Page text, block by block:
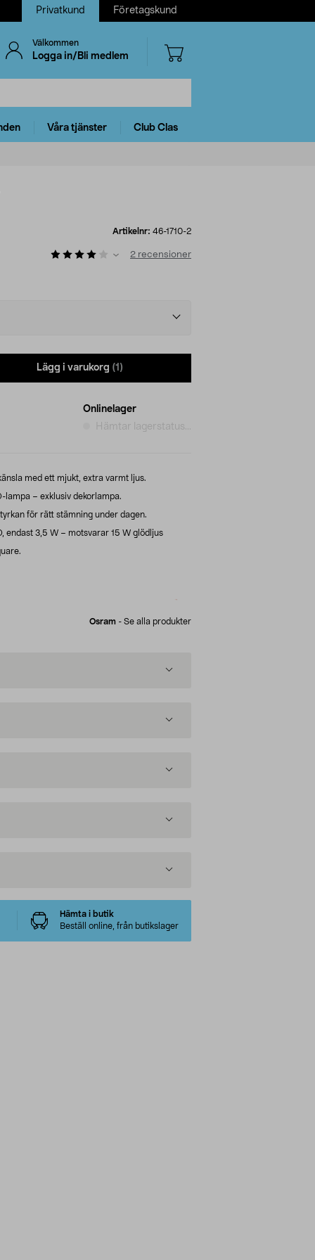
Privatkund Företagskund
Välkommen
Logga in/Bli medlem
Våra tjänster Club Clas
Artikelnr: 46-1710-2
2 recensioner
Lägg i varukorg (1)
Onlinelager
Hämtar lagerstatus...
med ett mjukt, extra varmt ljus.
lampa – exklusiv dekorlampa.
för rätt stämning under dagen.
endast 3,5 W – motsvarar 15 W glödljus
Osram - Se alla produkter
Hämta i butik
Beställ online, från butikslager